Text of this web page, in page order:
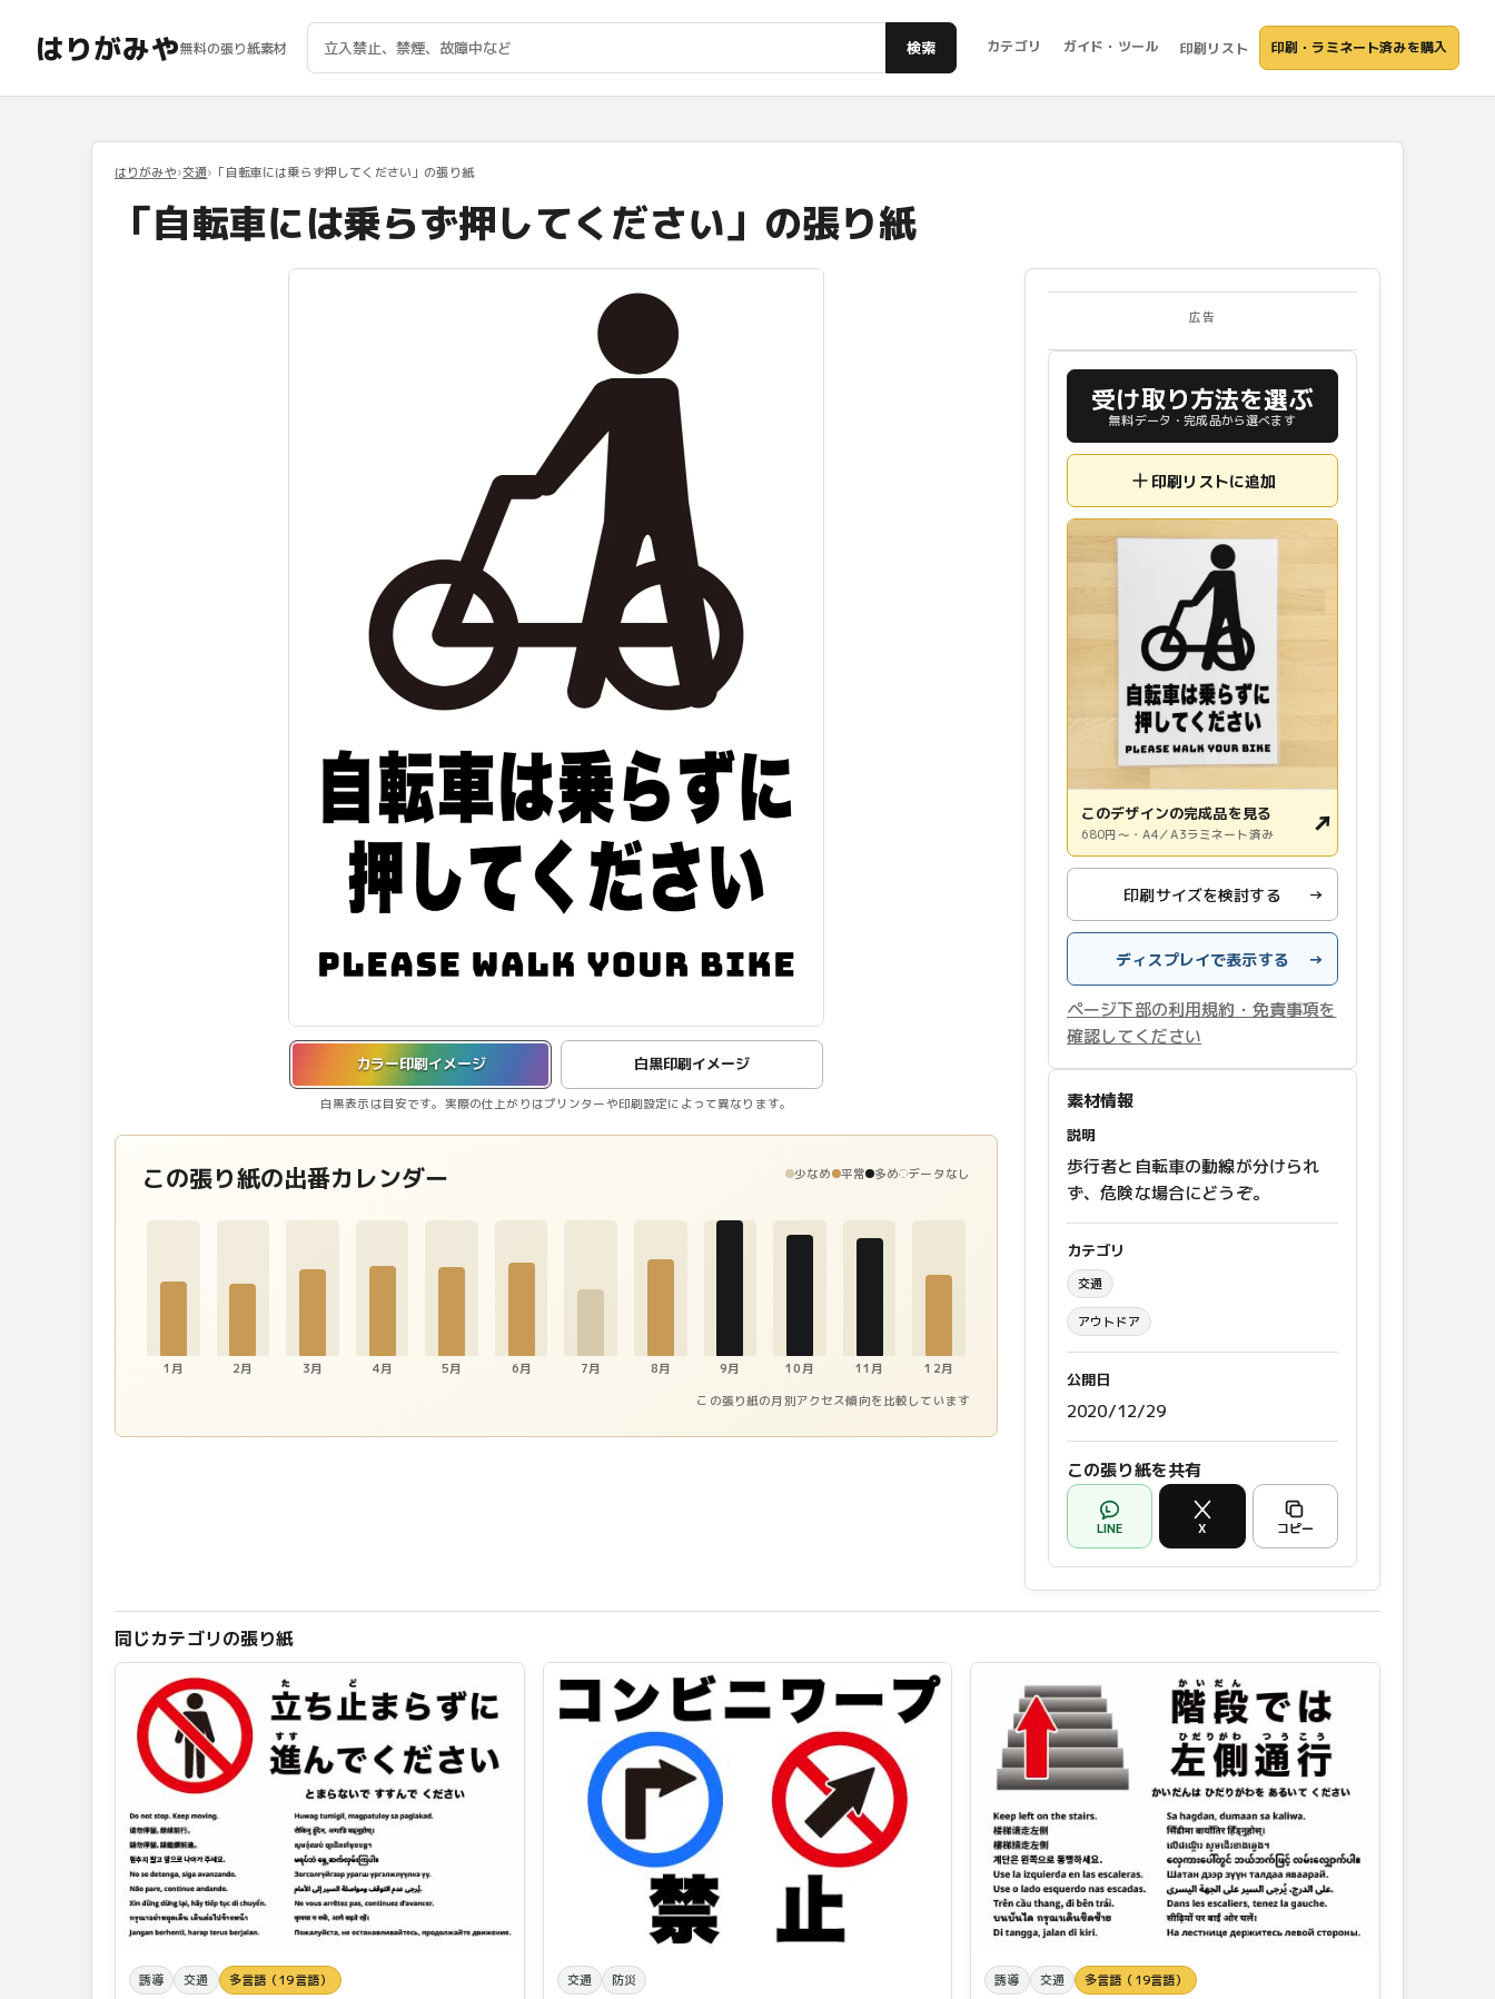
はりがみや無料の張り紙素材 検索 カテゴリ ガイド・ツール 印刷リスト 印刷・ラミネート済みを購入
はりがみや 交通 「自転車には乗らず押してください」の張り紙
「自転車には乗らず押してください」の張り紙
カラー印刷イメージ 白黒印刷イメージ
白黒表示は目安です。実際の仕上がりはプリンターや印刷設定によって異なります。
カラー印刷イメージを表示しています。
この張り紙の出番カレンダー 少なめ 平常 多め データなし
1月 2月 3月 4月 5月 6月 7月 8月 9月 10月 11月 12月
この張り紙の月別アクセス傾向を比較しています
広告
受け取り方法を選ぶ
無料データ・完成品から選べます
印刷リストに追加
このデザインの完成品を見る
680円〜・A4／A3ラミネート済み ↗
印刷サイズを検討する →
ディスプレイで表示する →
ページ下部の利用規約・免責事項を
確認してください
素材情報
説明
歩行者と自転車の動線が分けられ
ず、危険な場合にどうぞ。
カテゴリ
交通
アウトドア
公開日
2020/12/29
この張り紙を共有
LINE X コピー
同じカテゴリの張り紙
誘導 交通 多言語（19言語） 交通 防災 誘導 交通 多言語（19言語）